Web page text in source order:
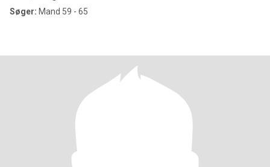
Søger: Mand 59 - 65